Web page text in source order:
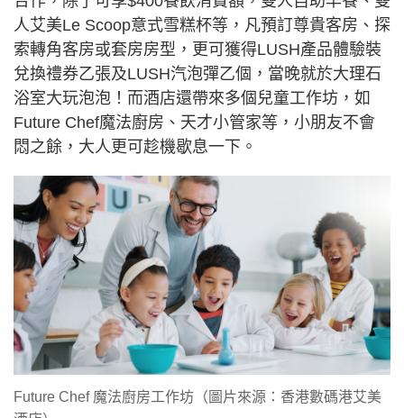
人艾美Le Scoop意式雪糕杯等，凡預訂尊貴客房、探
索轉角客房或套房房型，更可獲得LUSH產品體驗裝
兌換禮券乙張及LUSH汽泡彈乙個，當晚就於大理石
浴室大玩泡泡！而酒店還帶來多個兒童工作坊，如
Future Chef魔法廚房、天才小管家等，小朋友不會
悶之餘，大人更可趁機歇息一下。
Future Chef 魔法廚房工作坊（圖片來源：香港數碼港艾美